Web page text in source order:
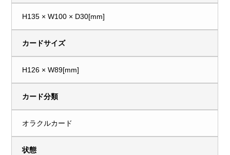
H135 × W100 × D30[mm]
カードサイズ
H126 × W89[mm]
カード分類
オラクルカード
状態